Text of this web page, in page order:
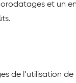
et un
de l’utilisation